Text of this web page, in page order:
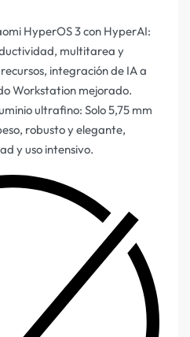
HyperOS 3 con HyperAI:
multitarea y
integración de IA a
Workstation mejorado.
ultrafino: Solo 5,75 mm
robusto y elegante,
y uso intensivo.